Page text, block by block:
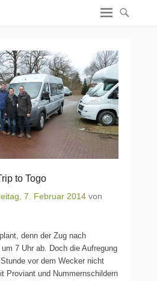
to Togo
7. Februar 2014 von
denn der Zug nach
7 Uhr ab. Doch die Aufregung
vor dem Wecker nicht
Proviant und Nummernschildern